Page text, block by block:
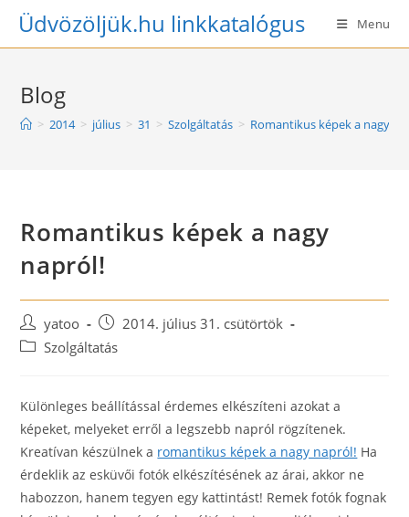
SkipÜdvözöljük.hu linkkatalógus Menu
Blog
> 2014 > július > 31 > Szolgáltatás > Romantikus képek a nagy
Romantikus képek a nagy
napról!
Post
author:
yatoo
Post
published:
2014. július 31. csütörtök
PostSzolgáltatás
Különleges beállítással érdemes elkészíteni azokat a
képeket, melyeket erről a legszebb napról rögzítenek.
Kreatívan készülnek a romantikus képek a nagy napról! Ha
érdeklik az esküvői fotók elkészítésének az árai, akkor ne
habozzon, hanem tegyen egy kattintást! Remek fotók fognak